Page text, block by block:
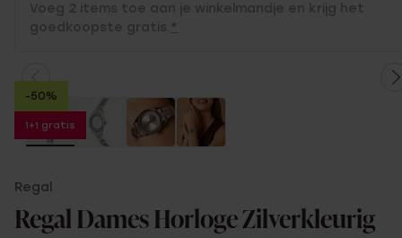
Voeg 2 items toe aan je winkelmandje en krijg het
goedkoopste gratis. *
-50%
1+1 gratis
Regal
Regal Dames Horloge Zilverkleurig